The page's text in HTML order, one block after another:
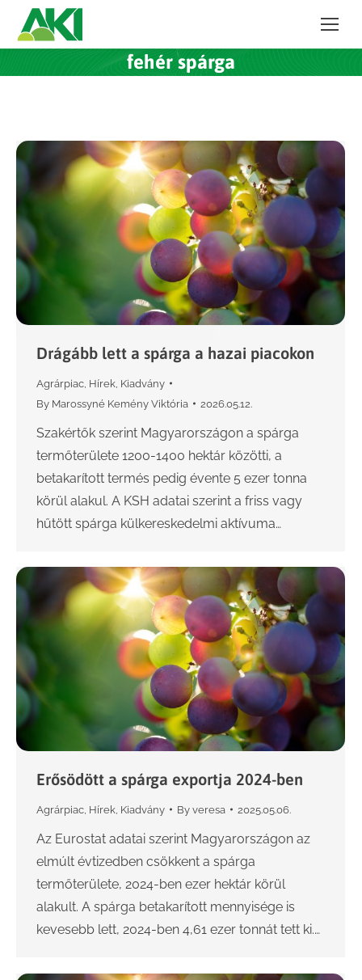
fehér spárga
Drágább lett a spárga a hazai piacokon
Agrárpiac Hírek Kiadvány
By Marossyné Kemény Viktória 2026.05.12.
Szakértők szerint Magyarországon a spárga
termőterülete 1200-1400 hektár közötti, a
betakarított termés pedig évente 5 ezer tonna
körül alakul. A KSH adatai szerint a friss vagy
hűtött spárga külkereskedelmi aktívuma…
Erősödött a spárga exportja 2024-ben
Agrárpiac Hírek Kiadvány By veresa 2025.05.06.
Az Eurostat adatai szerint Magyarországon az
elmúlt évtizedben csökkent a spárga
termőterülete, 2024-ben ezer hektár körül
alakult. A spárga betakarított mennyisége is
kevesebb lett, 2024-ben 4,61 ezer tonnát tett ki.…